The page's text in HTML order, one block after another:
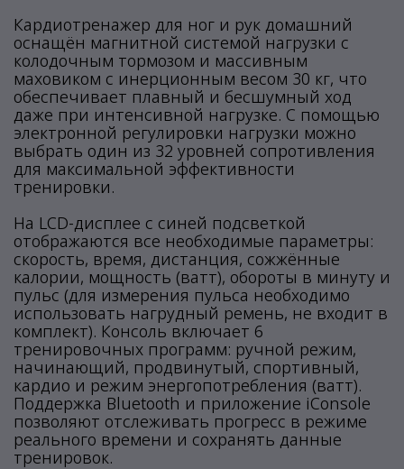
Кардиотренажер для ног и рук домашний
оснащён магнитной системой нагрузки с
колодочным тормозом и массивным
маховиком с инерционным весом 30 кг, что
обеспечивает плавный и бесшумный ход
даже при интенсивной нагрузке. С помощью
электронной регулировки нагрузки можно
выбрать один из 32 уровней сопротивления
для максимальной эффективности
тренировки.
На LCD-дисплее с синей подсветкой
отображаются все необходимые параметры:
скорость, время, дистанция, сожжённые
калории, мощность (ватт), обороты в минуту и
пульс (для измерения пульса необходимо
использовать нагрудный ремень, не входит в
комплект). Консоль включает 6
тренировочных программ: ручной режим,
начинающий, продвинутый, спортивный,
кардио и режим энергопотребления (ватт).
Поддержка Bluetooth и приложение iConsole
позволяют отслеживать прогресс в режиме
реального времени и сохранять данные
тренировок.